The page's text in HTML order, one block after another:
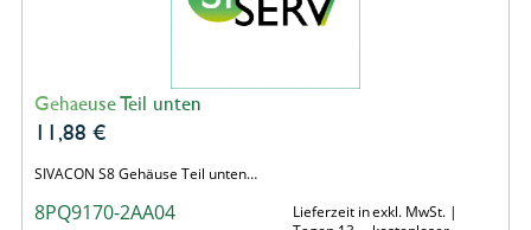
Gehaeuse Teil unten
11,88 €
SIVACON S8 Gehäuse Teil unten…
8PQ9170-2AA04
Lieferzeit inexkl. MwSt. |